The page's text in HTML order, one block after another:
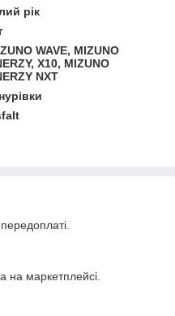
рік
WAVE, MIZUNO
X10, MIZUNO
NXT
маркетплейсі.